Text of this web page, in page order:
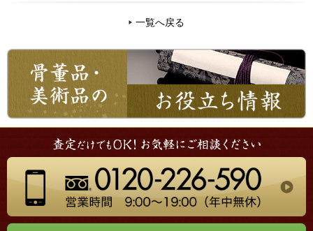
一覧へ戻る